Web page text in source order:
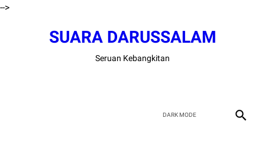
-->
SUARA DARUSSALAM
Seruan Kebangkitan